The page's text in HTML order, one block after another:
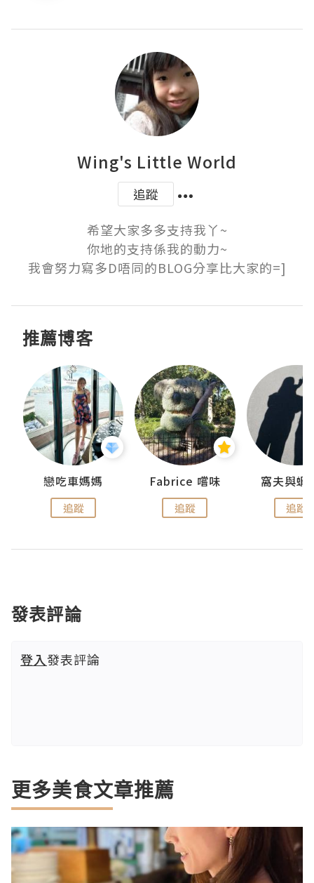
Wing's Little World
追蹤
希望大家多多支持我丫~
你地的支持係我的動力~
我會努力寫多D唔同的BLOG分享比大家的=]
推薦博客
戀吃車媽媽
追蹤
Fabrice 嚐味
追蹤
窩夫與蝦
追蹤
發表評論
登入發表評論
更多美食文章推薦